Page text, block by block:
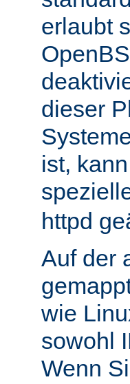
erlaubt
dieser
ist,
httpd
Auf der
wie
sowohl
Wenn